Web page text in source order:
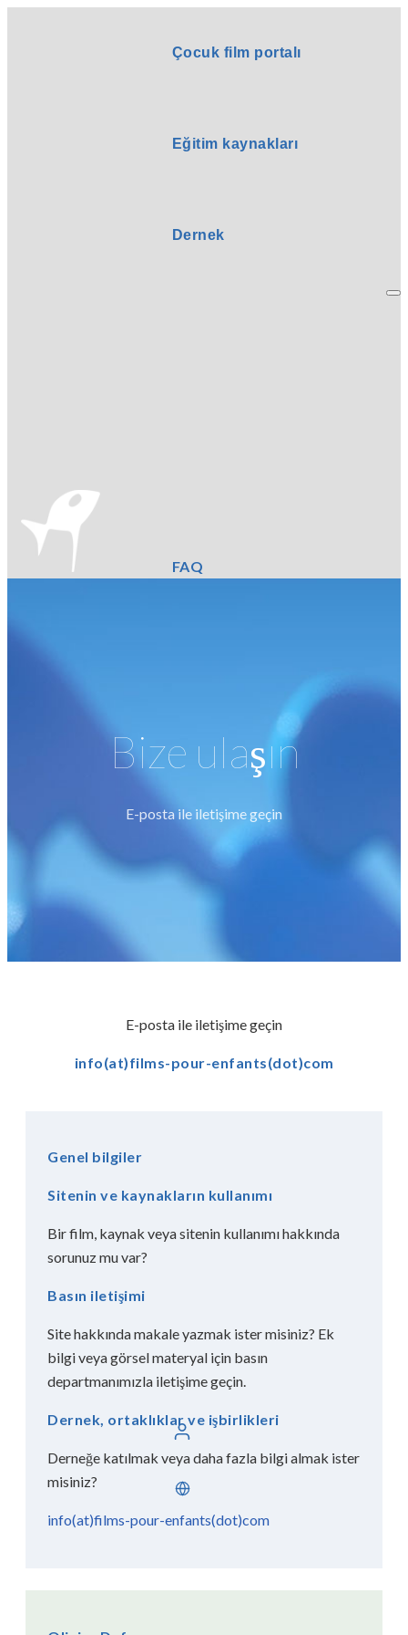
Çocuk film portalı
Eğitim kaynakları
Dernek
FAQ
Giriş yap
Türkçe
Bize ulaşın
E-posta ile iletişime geçin
E-posta ile iletişime geçin
info(at)films-pour-enfants(dot)com
Genel bilgiler
Sitenin ve kaynakların kullanımı
Bir film, kaynak veya sitenin kullanımı hakkında
sorunuz mu var?
Basın iletişimi
Site hakkında makale yazmak ister misiniz? Ek
bilgi veya görsel materyal için basın
departmanımızla iletişime geçin.
Dernek, ortaklıklar ve işbirlikleri
Derneğe katılmak veya daha fazla bilgi almak ister
misiniz?
info(at)films-pour-enfants(dot)com